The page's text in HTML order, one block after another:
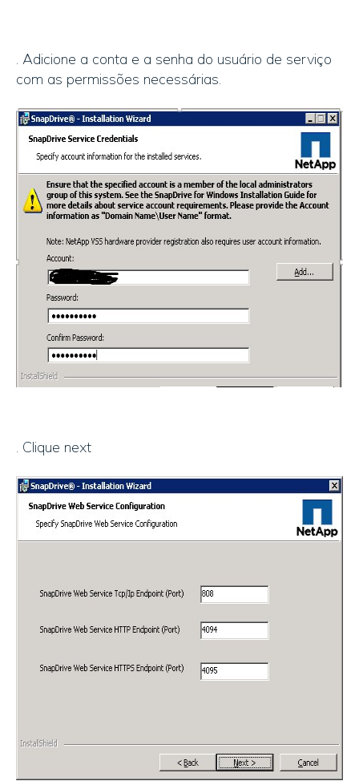
. Adicione a conta e a senha do usuário de serviço
com as permissões necessárias.
. Clique next